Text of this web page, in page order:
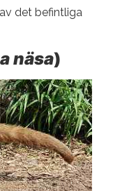
det befintliga
näsa)